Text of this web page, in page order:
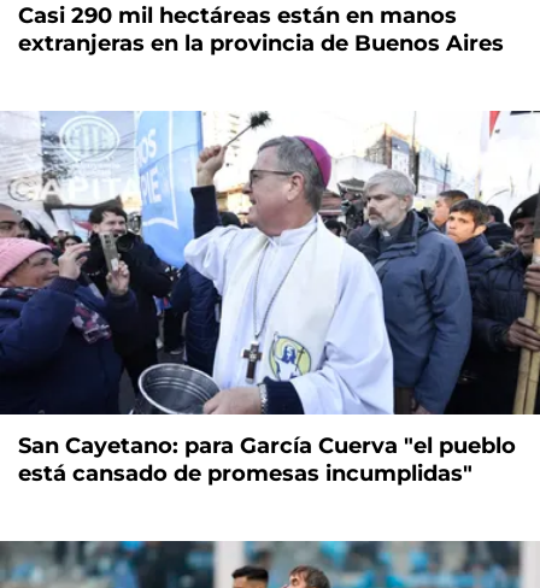
Casi 290 mil hectáreas están en manos
extranjeras en la provincia de Buenos Aires
San Cayetano: para García Cuerva "el pueblo
está cansado de promesas incumplidas"